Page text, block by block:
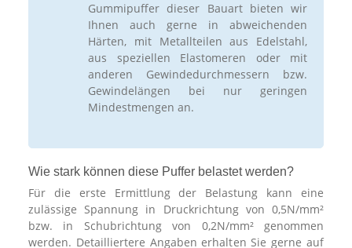
Gummipuffer dieser Bauart bieten wir
Ihnen auch gerne in abweichenden
Härten, mit Metallteilen aus Edelstahl,
aus speziellen Elastomeren oder mit
anderen Gewindedurchmessern bzw.
Gewindelängen bei nur geringen
Mindestmengen an.
Wie stark können diese Puffer belastet werden?
Für die erste Ermittlung der Belastung kann eine
zulässige Spannung in Druckrichtung von 0,5N/mm²
bzw. in Schubrichtung von 0,2N/mm² genommen
werden. Detailliertere Angaben erhalten Sie gerne auf